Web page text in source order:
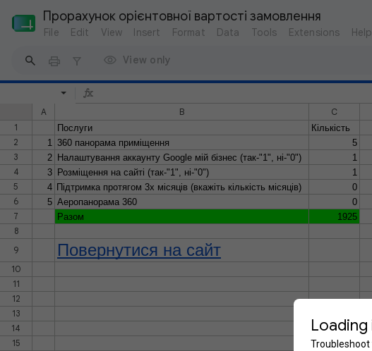
Прорахунок орієнтовної вартості замовлення
File Edit View Insert Format Data Tools Extensions Help
View only
A B C
1
Послуги
Кількість
2
1 360 панорама приміщення 5
3
2 Налаштування аккаунту Google мій бізнес (так-"1", ні-"0") 1
4
3 Розміщення на сайті (так-"1", ні-"0") 1
5
4 Підтримка протягом 3х місяців (вкажіть кількість місяців) 0
6
5 Аеропанорама 360 0
7
Разом
1925
8
9
Повернутися на сайт
10
11
12
13
14
15